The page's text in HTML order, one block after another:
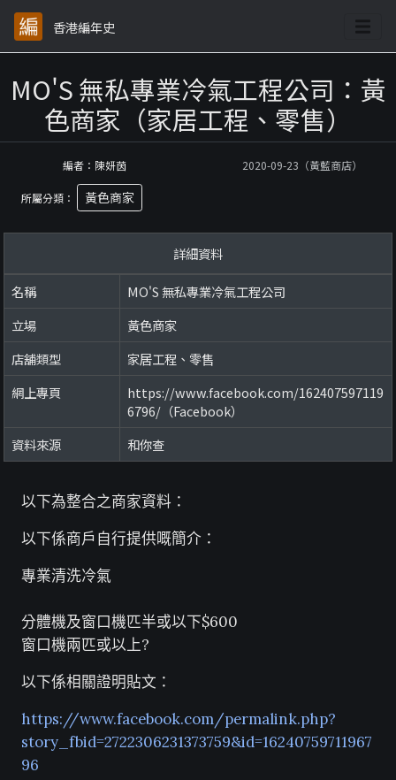
香港編年史
MO'S 無私專業冷氣工程公司：黃
色商家（家居工程、零售）
編者：陳妍茵 2020-09-23（黃藍商店）
所屬分類： 黃色商家
詳細資料
名稱
MO'S 無私專業冷氣工程公司
立場
黃色商家
店舖類型
家居工程、零售
網上專頁
https://www.facebook.com/162407597119
6796/（Facebook）
資料來源
和你查
以下為整合之商家資料：
以下係商戶自行提供嘅簡介：
專業清洗冷氣
分體機及窗口機匹半或以下$600
窗口機兩匹或以上?
以下係相關證明貼文：
https://www.facebook.com/permalink.php?
story_fbid=2722306231373759&id=16240759711967
96